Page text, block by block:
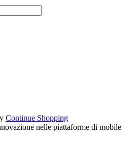
Continue Shopping
nelle piattaforme di mobile